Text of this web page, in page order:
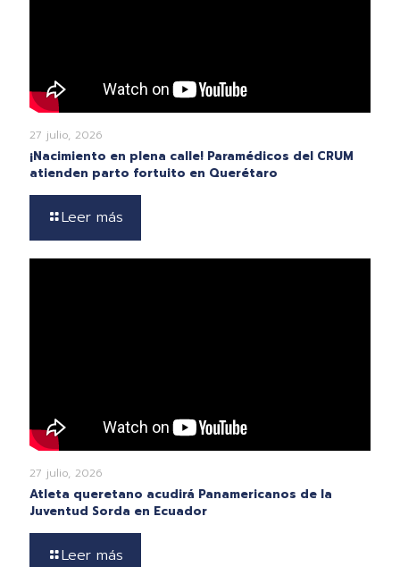
27 julio, 2026
¡Nacimiento en plena calle! Paramédicos del CRUM
atienden parto fortuito en Querétaro
Leer más
27 julio, 2026
Atleta queretano acudirá Panamericanos de la
Juventud Sorda en Ecuador
Leer más